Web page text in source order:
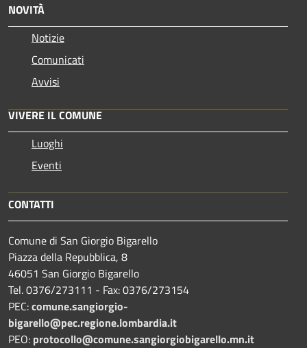
NOVITÀ
Notizie
Comunicati
Avvisi
VIVERE IL COMUNE
Luoghi
Eventi
CONTATTI
Comune di San Giorgio Bigarello
Piazza della Repubblica, 8
46051 San Giorgio Bigarello
Tel. 0376/273111 - Fax: 0376/273154
PEC:comune.sangiorgio-
bigarello@pec.regione.lombardia.it
PEO: protocollo@comune.sangiorgiobigarello.mn.it